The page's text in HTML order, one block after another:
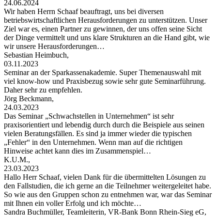
24.06.2024
Wir haben Herrn Schaaf beauftragt, uns bei diversen
betriebswirtschaftlichen Herausforderungen zu unterstützen. Unser
Ziel war es, einen Partner zu gewinnen, der uns offen seine Sicht
der Dinge vermittelt und uns klare Strukturen an die Hand gibt, wie
wir unsere Herausforderungen…
Sebastian Heimbuch,
03.11.2023
Seminar an der Sparkassenakademie. Super Themenauswahl mit
viel know-how und Praxisbezug sowie sehr gute Seminarführung.
Daher sehr zu empfehlen.
Jörg Beckmann,
24.03.2023
Das Seminar „Schwachstellen in Unternehmen“ ist sehr
praxisorientiert und lebendig durch durch die Beispiele aus seinen
vielen Beratungsfällen. Es sind ja immer wieder die typischen
„Fehler“ in den Unternehmen. Wenn man auf die richtigen
Hinweise achtet kann dies im Zusammenspiel…
K.U.M.,
23.03.2023
Hallo Herr Schaaf, vielen Dank für die übermittelten Lösungen zu
den Fallstudien, die ich gerne an die Teilnehmer weitergeleitet habe.
So wie aus den Gruppen schon zu entnehmen war, war das Seminar
mit Ihnen ein voller Erfolg und ich möchte…
Sandra Buchmüller, Teamleiterin, VR-Bank Bonn Rhein-Sieg eG,